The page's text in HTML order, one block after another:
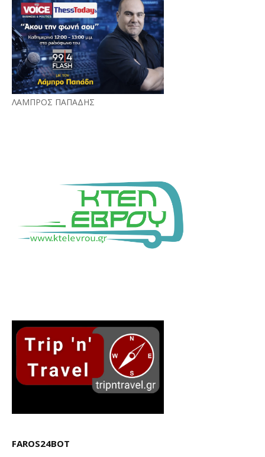
ΛΑΜΠΡΟΣ ΠΑΠΑΔΗΣ
FAROS24BOT